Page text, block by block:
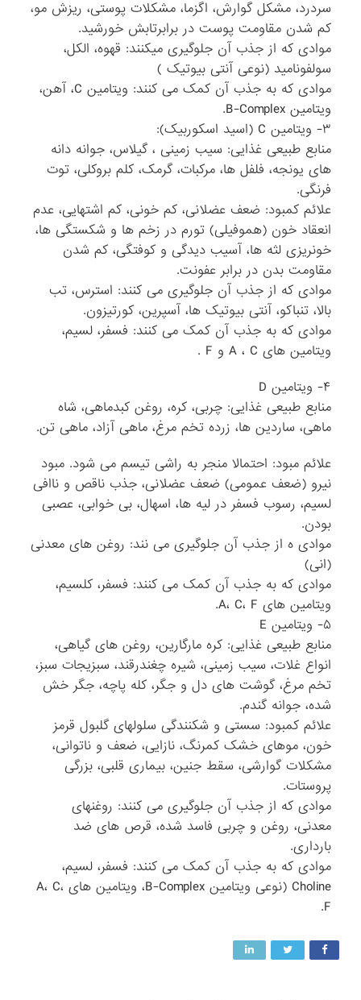
سردرد، مشکل گوارش، اگزما، مشکلات پوستی، ریزش مو،
کم شدن مقاومت پوست در برابرتابش خورشید.
موادی که از جذب آن جلوگیری میکنند: قهوه، الکل،
سولفونامید (نوعی آنتی بیوتیک )
موادی که به جذب آن کمک می کنند: ویتامین C، آهن،
ویتامین B-Complex.
۳- ویتامین C (اسید اسکوربیک):
منابع طبیعی غذایی: سیب زمینی ، گیلاس، جوانه دانه
های یونجه، فلفل ها، مرکبات، گرمک، کلم بروکلی، توت
فرنگی.
علائم کمبود: ضعف عضلانی، کم خونی، کم اشتهایی، عدم
انعقاد خون (هموفیلی) تورم در زخم ها و شکستگی ها،
خونریزی لثه ها، آسیب دیدگی و کوفتگی، کم شدن
مقاومت بدن در برابر عفونت.
موادی که از جذب آن جلوگیری می کنند: استرس، تب
بالا، تنباکو، آنتی بیوتیک ها، آسپرین، کورتیزون.
موادی که به جذب آن کمک می کنند: فسفر، لسیم،
ویتامین های A ، C و F .
۴- ویتامین D
منابع طبیعی غذایی: چربی، کره، روغن کبدماهی، شاه
ماهی، ساردین ها، زرده تخم مرغ، ماهی آزاد، ماهی تن.
علائم مبود: احتمالا منجر به راشی تیسم می شود. مبود
نیرو (ضعف عمومی) ضعف عضلانی، جذب ناقص و ناافی
لسیم، رسوب فسفر در لیه ها، اسهال، بی خوابی، عصبی
بودن.
موادی ه از جذب آن جلوگیری می نند: روغن های معدنی
(انی)
موادی که به جذب آن کمک می کنند: فسفر، کلسیم،
ویتامین های A، C، F.
۵- ویتامین E
منابع طبیعی غذایی: کره مارگارین، روغن های گیاهی،
انواع غلات، سیب زمینی، شیره چغندرقند، سبزیجات سبز،
تخم مرغ، گوشت های دل و جگر، کله پاچه، جگر خش
شده، جوانه گندم.
علائم کمبود: سستی و شکنندگی سلولهای گلبول قرمز
خون، موهای خشک کمرنگ، نازایی، ضعف و ناتوانی،
مشکلات گوارشی، سقط جنین، بیماری قلبی، بزرگی
پروستات.
موادی که از جذب آن جلوگیری می کنند: روغنهای
معدنی، روغن و چربی فاسد شده، قرص های ضد
بارداری.
موادی که به جذب آن کمک می کنند: فسفر، لسیم،
Choline (نوعی ویتامین B-Complex، ویتامین های A، C،
F.